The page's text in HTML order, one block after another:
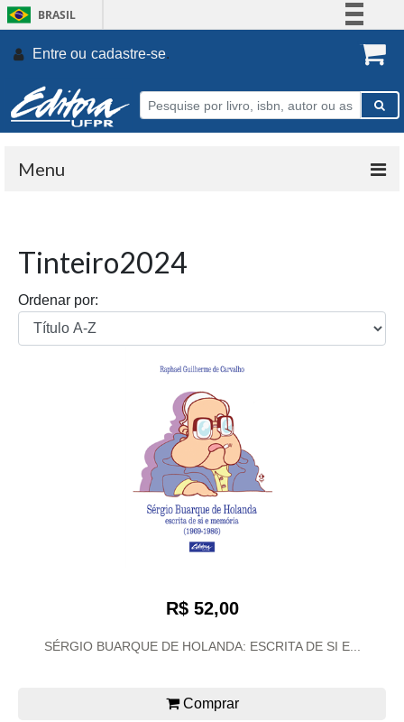
BRASIL
Participe
Entre ou cadastre-se.
Menu
Tinteiro2024
Ordenar por:
R$ 52,00
SÉRGIO BUARQUE DE HOLANDA: ESCRITA DE SI E...
Comprar